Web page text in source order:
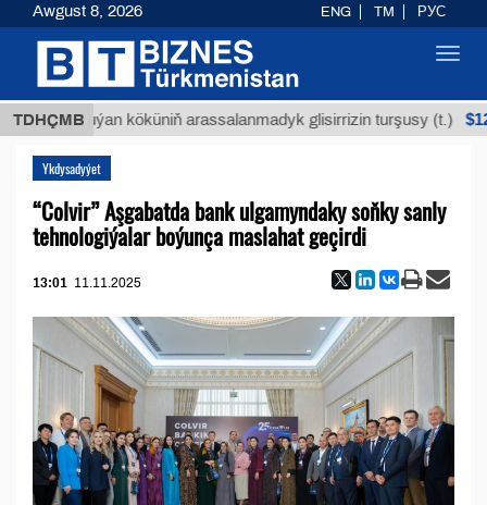
TDHÇMB
Buýan köküniň arassalanmadyk glisirrizin turşusy (t.)
Ykdysadyýet
“Colvir” Aşgabatda bank ulgamyndaky soňky sanly
tehnologiýalar boýunça maslahat geçirdi
13:01 11.11.2025
Awgust 8, 2026 ENG TM РУС